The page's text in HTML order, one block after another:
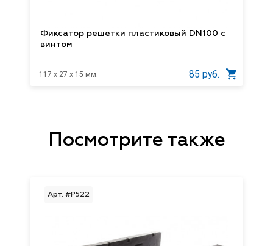
Фиксатор решетки пластиковый DN100 с
винтом
117 x 27 x 15 мм. 85 руб.
Посмотрите также
Арт. #P522